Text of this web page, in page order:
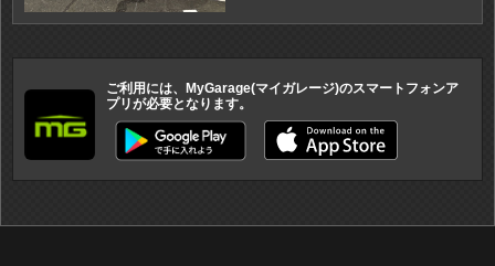
ご利用には、MyGarage(マイガレージ)のスマートフォンア
プリが必要となります。